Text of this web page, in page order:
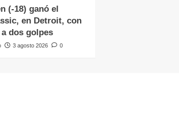
(-18) ganó el
en Detroit, con
dos golpes
3 agosto 2026 0